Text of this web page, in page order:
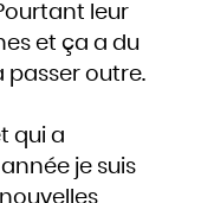
leur
et ça a du
passer outre.
qui a
je suis